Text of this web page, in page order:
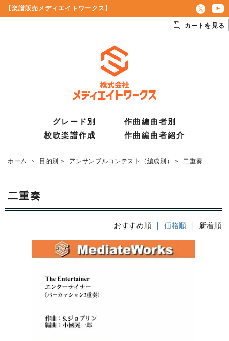
【楽譜販売メディエイトワークス】
カートを見る
グレード別
作曲編曲者別
校歌楽譜作成
作曲編曲者紹介
ホーム > 目的別 > アンサンブルコンテスト（編成別） > 二重奏
二重奏
おすすめ順 | 価格順 | 新着順